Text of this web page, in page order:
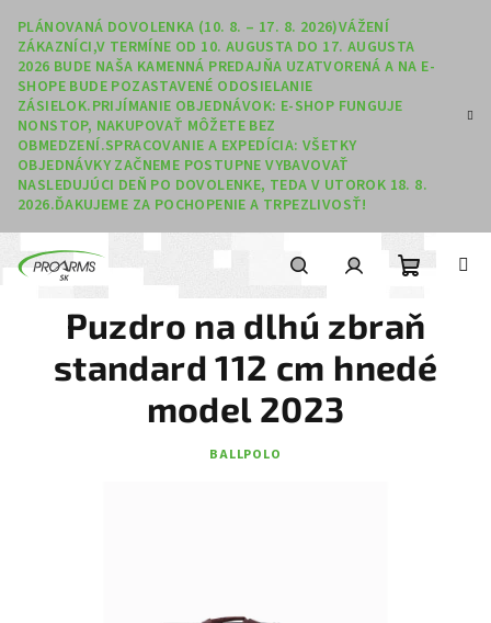
PLÁNOVANÁ DOVOLENKA (10. 8. – 17. 8. 2026)VÁŽENÍ
ZÁKAZNÍCI,V TERMÍNE OD 10. AUGUSTA DO 17. AUGUSTA
2026 BUDE NAŠA KAMENNÁ PREDAJŇA UZATVORENÁ A NA E-
SHOPE BUDE POZASTAVENÉ ODOSIELANIE
ZÁSIELOK.PRIJÍMANIE OBJEDNÁVOK: E-SHOP FUNGUJE
NONSTOP, NAKUPOVAŤ MÔŽETE BEZ
OBMEDZENÍ.SPRACOVANIE A EXPEDÍCIA: VŠETKY
OBJEDNÁVKY ZAČNEME POSTUPNE VYBAVOVAŤ
NASLEDUJÚCI DEŇ PO DOVOLENKE, TEDA V UTOROK 18. 8.
2026.ĎAKUJEME ZA POCHOPENIE A TRPEZLIVOSŤ!
Hľadať
Puzdro na dlhú zbraň
standard 112 cm hnedé
model 2023
BALLPOLO